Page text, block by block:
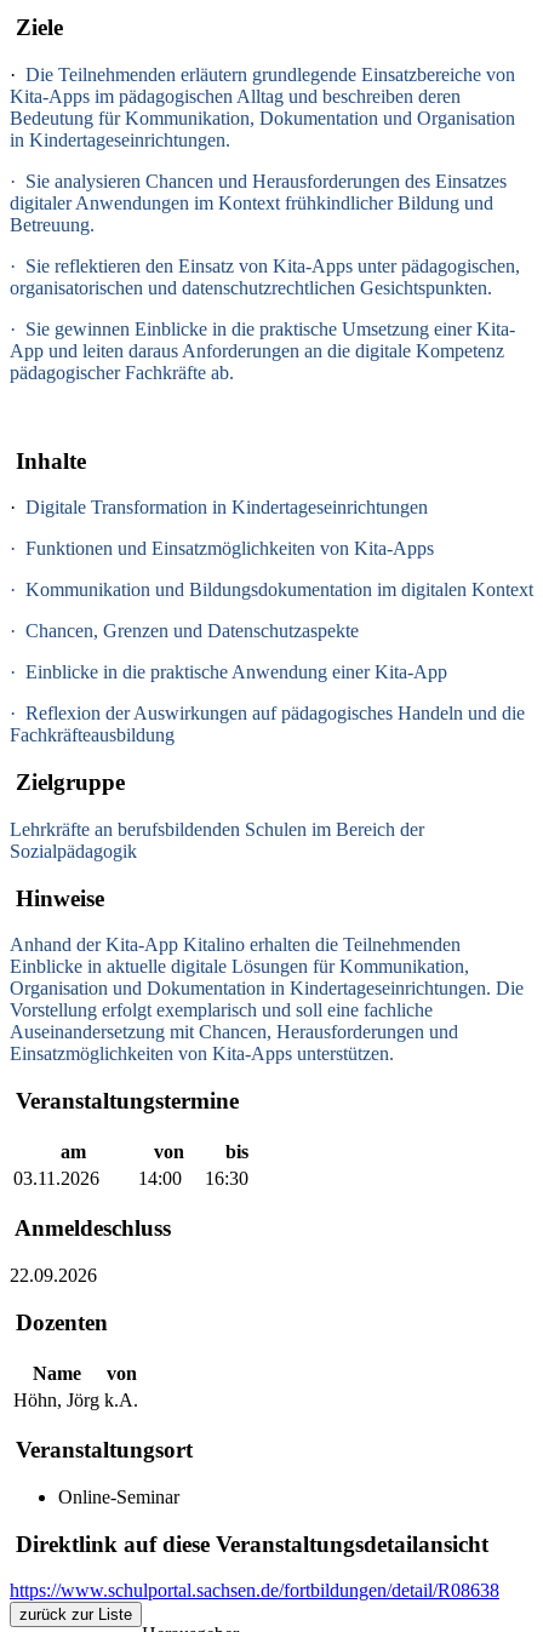
Ziele
· Die Teilnehmenden erläutern grundlegende Einsatzbereiche von
Kita-Apps im pädagogischen Alltag und beschreiben deren
Bedeutung für Kommunikation, Dokumentation und Organisation
in Kindertageseinrichtungen.
· Sie analysieren Chancen und Herausforderungen des Einsatzes
digitaler Anwendungen im Kontext frühkindlicher Bildung und
Betreuung.
· Sie reflektieren den Einsatz von Kita-Apps unter pädagogischen,
organisatorischen und datenschutzrechtlichen Gesichtspunkten.
· Sie gewinnen Einblicke in die praktische Umsetzung einer Kita-
App und leiten daraus Anforderungen an die digitale Kompetenz
pädagogischer Fachkräfte ab.
Inhalte
· Digitale Transformation in Kindertageseinrichtungen
· Funktionen und Einsatzmöglichkeiten von Kita-Apps
· Kommunikation und Bildungsdokumentation im digitalen Kontext
· Chancen, Grenzen und Datenschutzaspekte
· Einblicke in die praktische Anwendung einer Kita-App
· Reflexion der Auswirkungen auf pädagogisches Handeln und die
Fachkräfteausbildung
Zielgruppe
Lehrkräfte an berufsbildenden Schulen im Bereich der
Sozialpädagogik
Hinweise
Anhand der Kita-App Kitalino erhalten die Teilnehmenden
Einblicke in aktuelle digitale Lösungen für Kommunikation,
Organisation und Dokumentation in Kindertageseinrichtungen. Die
Vorstellung erfolgt exemplarisch und soll eine fachliche
Auseinandersetzung mit Chancen, Herausforderungen und
Einsatzmöglichkeiten von Kita-Apps unterstützen.
Veranstaltungstermine
am von
bis
03.11.2026
14:00 16:30
Anmeldeschluss
22.09.2026
Dozenten
Name
von
Höhn, Jörg k.A.
Veranstaltungsort
Online-Seminar
Direktlink auf diese Veranstaltungsdetailansicht
https://www.schulportal.sachsen.de/fortbildungen/detail/R08638
zurück zur Liste